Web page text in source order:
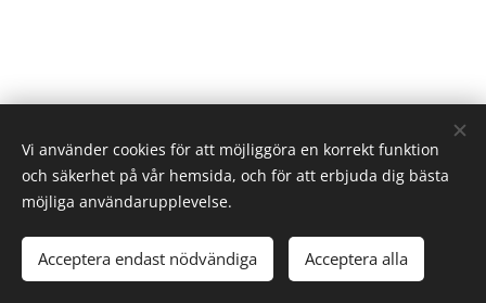
Lägg i kundvagnen
HEFS
Cookies
Vi använder cookies för att möjliggöra en korrekt funktion
och säkerhet på vår hemsida, och för att erbjuda dig bästa
möjliga användarupplevelse.
Acceptera endast nödvändiga Acceptera alla